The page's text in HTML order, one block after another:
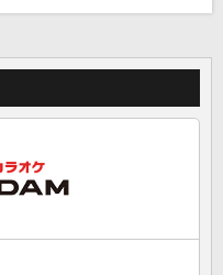
練習にも！